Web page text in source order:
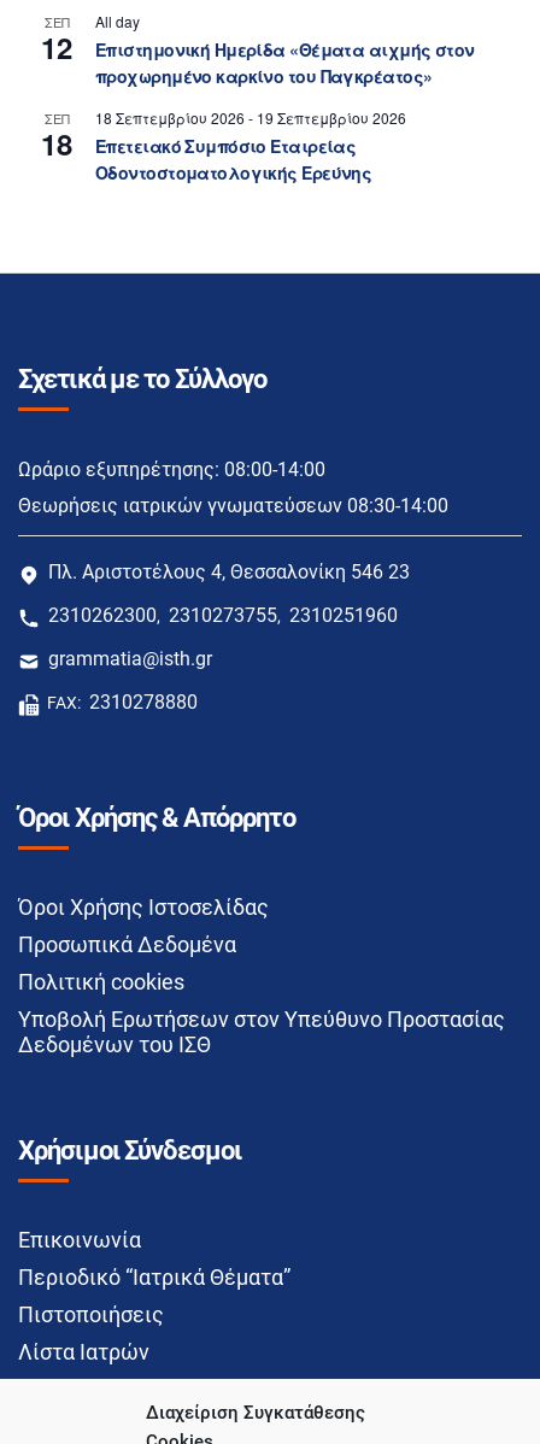
Διαχείριση Συγκατάθεσης
ΣΕΠ
12
All day
Επιστημονική Ημερίδα «Θέματα αιχμής στον
προχωρημένο καρκίνο του Παγκρέατος»
ΣΕΠ
18
18 Σεπτεμβρίου 2026 - 19 Σεπτεμβρίου 2026
Επετειακό Συμπόσιο Εταιρείας
Οδοντοστοματολογικής Ερεύνης
Σχετικά με το Σύλλογο
Ωράριο εξυπηρέτησης: 08:00-14:00
Θεωρήσεις ιατρικών γνωματεύσεων 08:30-14:00
Πλ. Αριστοτέλους 4, Θεσσαλονίκη 546 23
2310262300, 2310273755, 2310251960
grammatia@isth.gr
FAX: 2310278880
Όροι Χρήσης & Απόρρητο
Όροι Χρήσης Ιστοσελίδας
Προσωπικά Δεδομένα
Πολιτική cookies
Υποβολή Ερωτήσεων στον Υπεύθυνο Προστασίας
Δεδομένων του ΙΣΘ
Χρήσιμοι Σύνδεσμοι
Επικοινωνία
Περιοδικό “Ιατρικά Θέματα”
Πιστοποιήσεις
Λίστα Ιατρών